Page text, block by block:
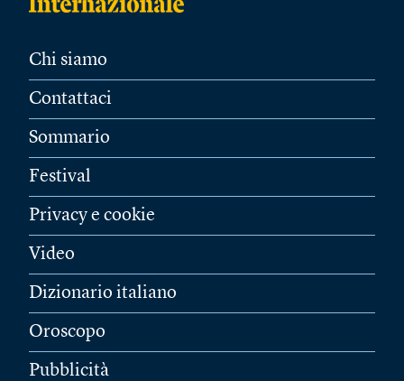
Chi siamo
Contattaci
Sommario
Festival
Privacy e cookie
Video
Dizionario italiano
Oroscopo
Pubblicità